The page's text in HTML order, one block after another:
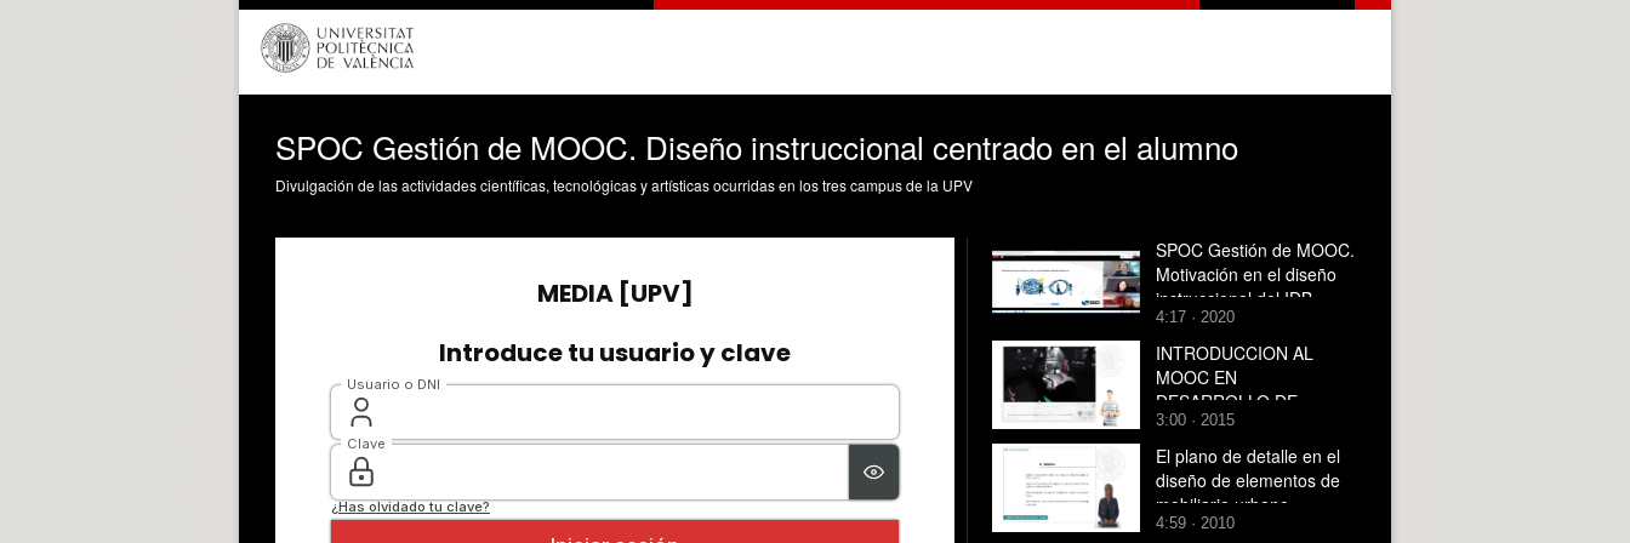
SPOC Gestión de MOOC. Diseño instruccional centrado en el alumno
Divulgación de las actividades científicas, tecnológicas y artísticas ocurridas en los tres campus de la UPV
SPOC Gestión de MOOC.
Motivación en el diseño
instruccional del IDB
4:17 · 2020
INTRODUCCION AL
MOOC EN
DESARROLLO DE
VIDEOJUEGOS CON
UNITY
3:00 · 2015
El plano de detalle en el
diseño de elementos de
mobiliario urbano
4:59 · 2010